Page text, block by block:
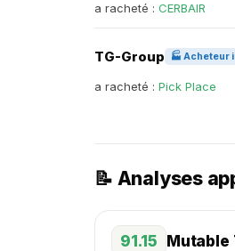
a racheté : CERBAIR
TG-Group 🏭 Acheteur
a racheté : Pick Place
📝 Analyses
91.15